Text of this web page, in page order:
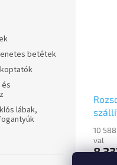
betétek
lábak,
10
val
8